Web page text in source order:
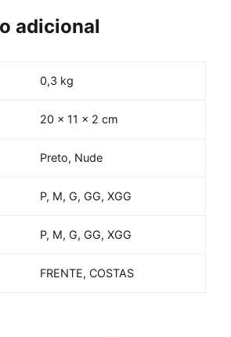
adicional
0,3 kg
20 × 11 × 2 cm
Preto, Nude
P, M, G, GG, XGG
P, M, G, GG, XGG
FRENTE, COSTAS